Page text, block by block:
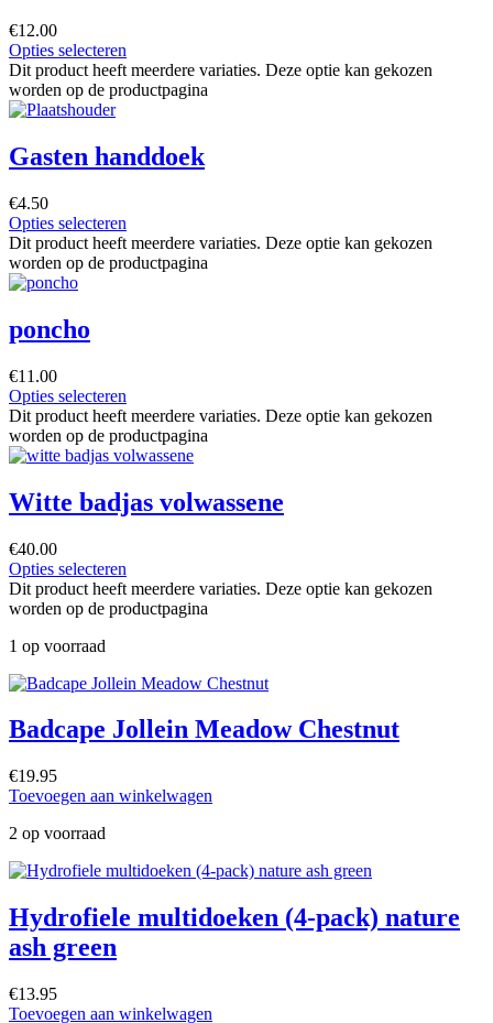
€12.00
Opties selecteren
Dit product heeft meerdere variaties. Deze optie kan gekozen
worden op de productpagina
Gasten handdoek
€4.50
Opties selecteren
Dit product heeft meerdere variaties. Deze optie kan gekozen
worden op de productpagina
poncho
€11.00
Opties selecteren
Dit product heeft meerdere variaties. Deze optie kan gekozen
worden op de productpagina
Witte badjas volwassene
€40.00
Opties selecteren
Dit product heeft meerdere variaties. Deze optie kan gekozen
worden op de productpagina
1 op voorraad
Badcape Jollein Meadow Chestnut
€19.95
Toevoegen aan winkelwagen
2 op voorraad
Hydrofiele multidoeken (4-pack) nature
ash green
€13.95
Toevoegen aan winkelwagen